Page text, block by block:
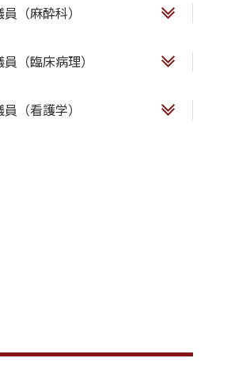
（麻酔科）
（臨床病理）
（看護学）